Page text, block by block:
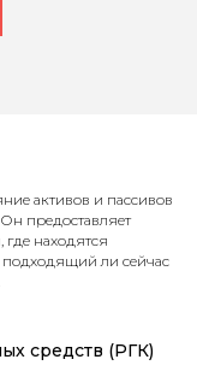
активов и пассивов
предоставляет
находятся
подходящий ли сейчас
средств (РГК)